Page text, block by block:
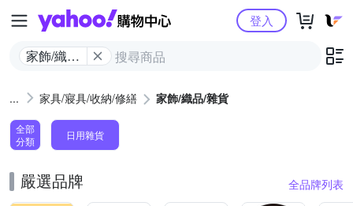
Yahoo購物中心
家飾/織品/
登入
家具/寢具/收納/修繕 家飾/織品/雜貨
全部
分類
日用雜貨
嚴選品牌 全品牌列表